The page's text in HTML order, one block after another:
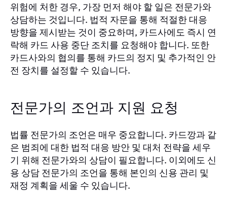
위험에 처한 경우, 가장 먼저 해야 할 일은 전문가와
상담하는 것입니다. 법적 자문을 통해 적절한 대응
방향을 제시받는 것이 중요하며, 카드사에도 즉시 연
락해 카드 사용 중단 조치를 요청해야 합니다. 또한
카드사와의 협의를 통해 카드의 정지 및 추가적인 안
전 장치를 설정할 수 있습니다.
전문가의 조언과 지원 요청
법률 전문가의 조언은 매우 중요합니다. 카드깡과 같
은 범죄에 대한 법적 대응 방안 및 대처 전략을 세우
기 위해 전문가와의 상담이 필요합니다. 이외에도 신
용 상담 전문가의 조언을 통해 본인의 신용 관리 및
재정 계획을 세울 수 있습니다.